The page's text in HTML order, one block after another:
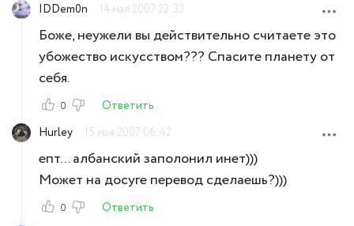
IDDem0n
14 мая 2007 22:33
Боже, неужели вы действительно считаете это
убожество искусством??? Спасите планету от
себя.
0
Ответить
Hurley
15 мая 2007 06:42
епт... албанский заполонил инет)))
Может на досуге перевод сделаешь?)))
0
Ответить